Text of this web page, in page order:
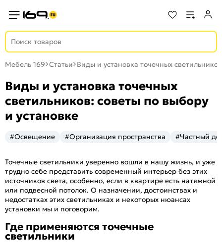
Мебель 169 Статьи Виды и установка точечных
Виды и установка точечных
светильников: советы по выбору
и установке
#Освещение #Организация пространства #Частный
Точечные светильники уверенно вошли в нашу жизнь, и уже
трудно себе представить современный интерьер без этих
источников света, особенно, если в квартире есть натяжной
или подвесной потолок. О назначении, достоинствах и
недостатках этих светильниках и некоторых нюансах
установки мы и поговорим.
Где применяются точечные
светильники